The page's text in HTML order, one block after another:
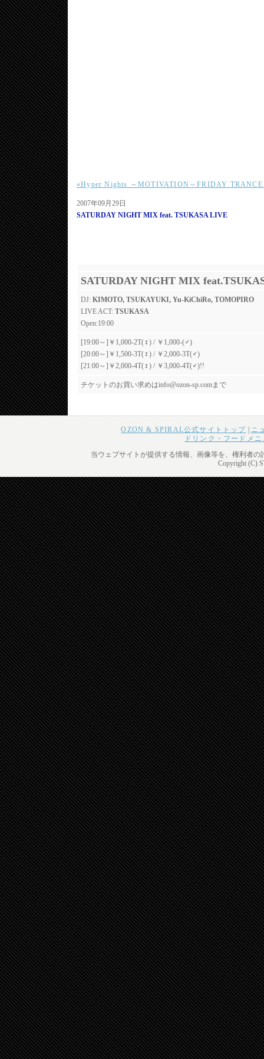
«Hyper Nights ～MOTIVATION～FRIDAY
2007年09月29日
SATURDAY NIGHT MIX feat. TSUKASA LIVE
SATURDAY NIGHT MIX
DJ: KIMOTO, TSUKAYUKI, Yu-KiChiRo, TOMOPIRO
LIVE ACT: TSUKASA
Open:19:00
[19:00～]￥1,000-2T(♀) / ￥1,000-(♂)
[20:00～]￥1,500-3T(♀) / ￥2,000-3T(♂)
[21:00～]￥2,000-4T(♀) / ￥3,000-4T(♂)!!
チケットのお買い求めはinfo@ozon-sp.comまで
OZON & SPIRAL公式サイトトップ
ニ
ドリンク・フードメ
当ウェブサイトが提供する情報、画像等を、権利者
Copyright (C)